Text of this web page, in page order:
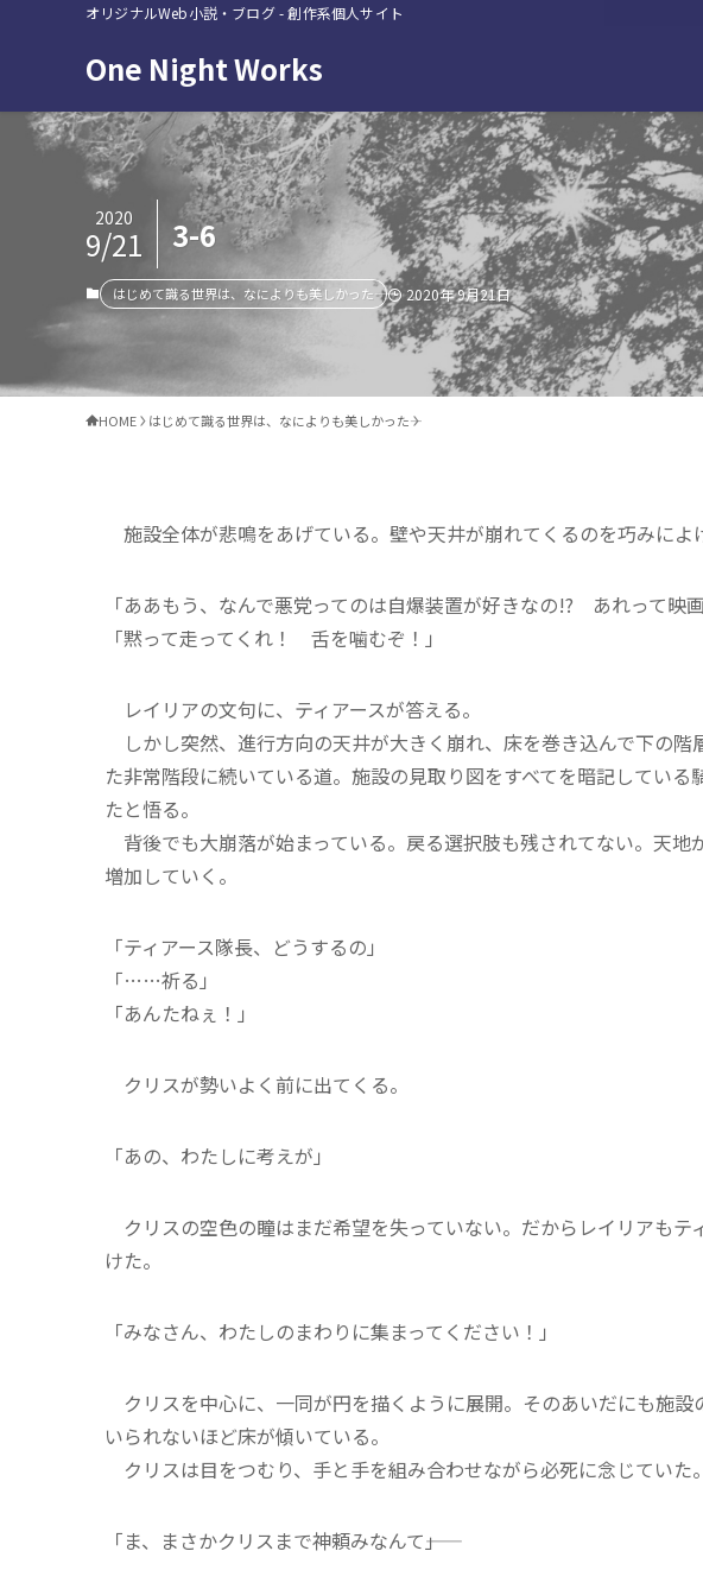
オリジナルWeb小説・ブログ - 創作系個人サイト
One Night Works
3-6
2020
9/21
はじめて識る世界は、なによりも美しかった―― 2020年 9月21日
HOME はじめて識る世界は、なによりも美しかった――
施設全体が悲鳴をあげている。壁や天井が崩れてくるのを巧みによ
「ああもう、なんで悪党ってのは自爆装置が好きなの!? あれって映
「黙って走ってくれ！ 舌を噛むぞ！」
レイリアの文句に、ティアースが答える。
しかし突然、進行方向の天井が大きく崩れ、床を巻き込んで下の階
た非常階段に続いている道。施設の見取り図をすべてを暗記してい
たと悟る。
背後でも大崩落が始まっている。戻る選択肢も残されてない。天
増加していく。
「ティアース隊長、どうするの」
「……祈る」
「あんたねぇ！」
クリスが勢いよく前に出てくる。
「あの、わたしに考えが」
クリスの空色の瞳はまだ希望を失っていない。だからレイリアもテ
けた。
「みなさん、わたしのまわりに集まってください！」
クリスを中心に、一同が円を描くように展開。そのあいだにも施設
いられないほど床が傾いている。
クリスは目をつむり、手と手を組み合わせながら必死に念じていた。
「ま、まさかクリスまで神頼みなんて――」